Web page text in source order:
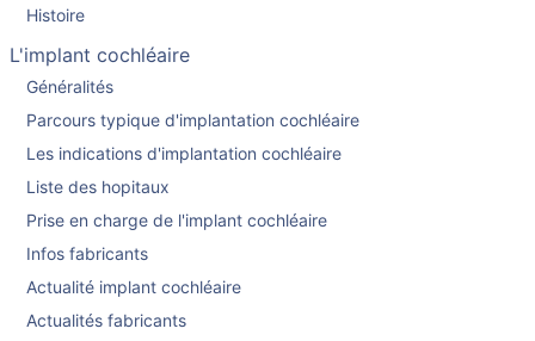
Histoire
L'implant cochléaire
Généralités
Parcours typique d'implantation cochléaire
Les indications d'implantation cochléaire
Liste des hopitaux
Prise en charge de l'implant cochléaire
Infos fabricants
Actualité implant cochléaire
Actualités fabricants